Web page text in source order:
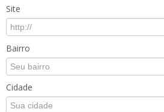
Site
Bairro
Cidade